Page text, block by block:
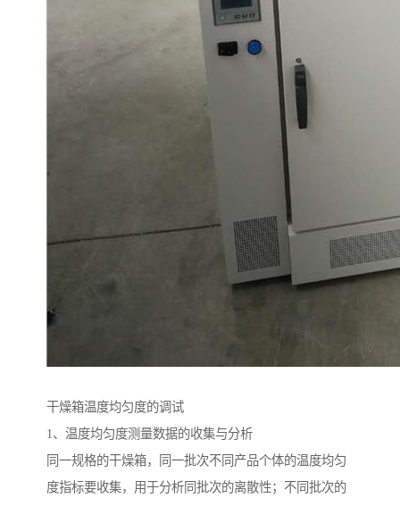
干燥箱温度均匀度的调试
1、温度均匀度测量数据的收集与分析
同一规格的干燥箱，同一批次不同产品个体的温度均匀
度指标要收集，用于分析同批次的离散性；不同批次的